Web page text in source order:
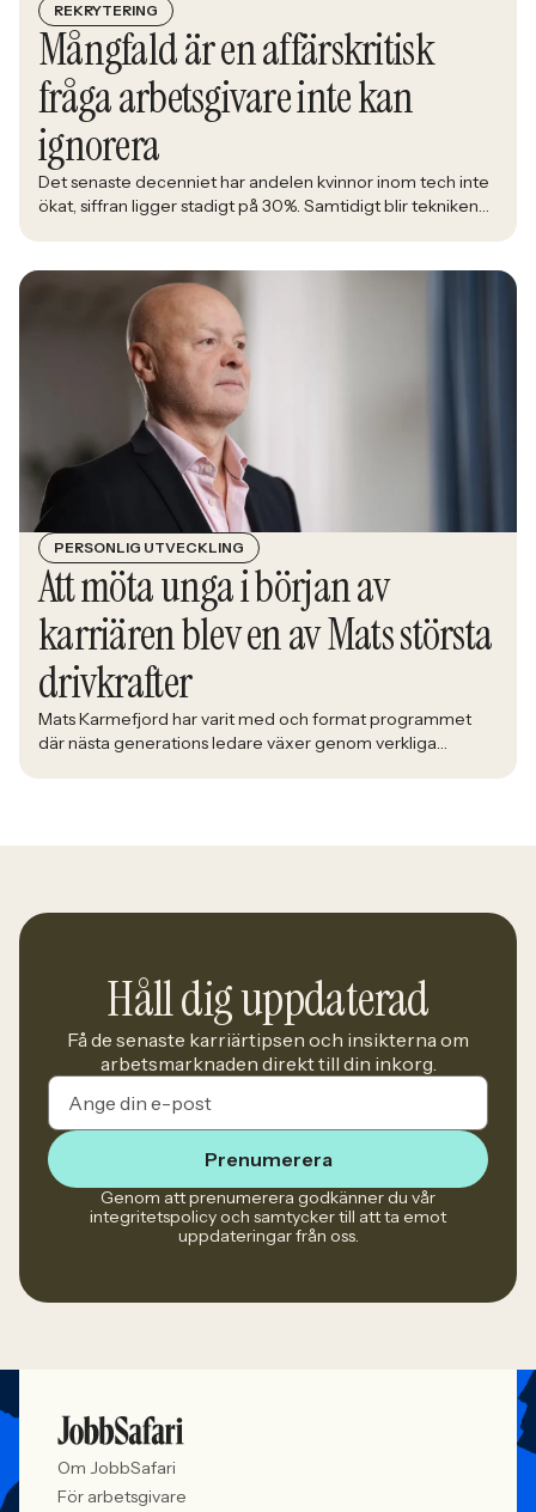
REKRYTERING
Mångfald är en affärskritisk
fråga arbetsgivare inte kan
ignorera
Det senaste decenniet har andelen kvinnor inom tech inte
ökat, siffran ligger stadigt på 30%. Samtidigt blir tekniken
den låga andelen kvinnor inom branschen är en ren
PERSONLIG UTVECKLING
Att möta unga i början av
karriären blev en av Mats största
drivkrafter
Mats Karmefjord har varit med och format programmet
där nästa generations ledare växer genom verkliga
Håll dig uppdaterad
Få de senaste karriärtipsen och insikterna om
arbetsmarknaden direkt till din inkorg.
Prenumerera
Genom att prenumerera godkänner du vår
integritetspolicy och samtycker till att ta emot
uppdateringar från oss.
Om JobbSafari
För arbetsgivare